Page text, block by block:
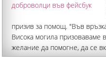
призив за помощ. "Във
Висока могила призоваваме
желание да помогне, да се
екипирани – с подходящо